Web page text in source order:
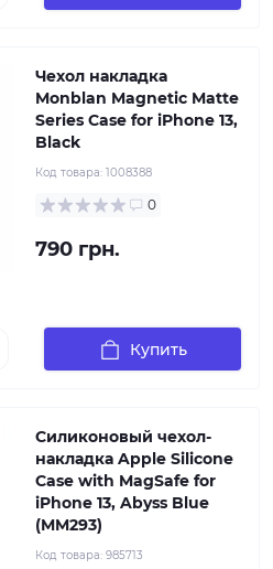
Чехол накладка
Monblan Magnetic Matte
Series Case for iPhone 13,
Black
Код товара: 1008388
0
790 грн.
Купить
Силиконовый чехол-
накладка Apple Silicone
Case with MagSafe for
iPhone 13, Abyss Blue
(MM293)
Код товара: 985713